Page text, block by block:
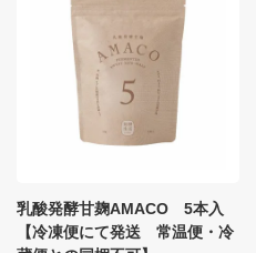
乳酸発酵甘麹AMACO 5本入
【冷凍便にて発送 常温便・冷